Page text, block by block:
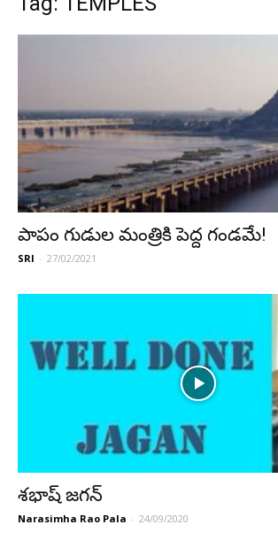
పాపం గుడుల మంత్రికి పెద్ద గండ‌మే!
SRI - 27/02/2021
శభాష్ జగన్
Narasimha Rao Pala - 24/09/2020